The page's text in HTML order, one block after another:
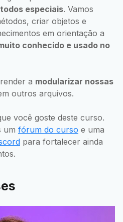
especiais. Vamos
criar objetos e
em orientação a
conhecido e usado no
a modularizar nossas
outros arquivos.
você goste deste curso.
um fórum do curso e uma
para fortalecer ainda